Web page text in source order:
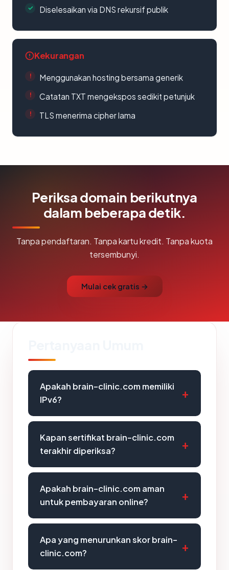
Diselesaikan via DNS rekursif publik
Kekurangan
Menggunakan hosting bersama generik
Catatan TXT mengekspos sedikit petunjuk
TLS menerima cipher lama
Periksa domain berikutnya
dalam beberapa detik.
Tanpa pendaftaran. Tanpa kartu kredit. Tanpa kuota
tersembunyi.
Mulai cek gratis →
Apakah brain-clinic.com memiliki
IPv6?
Kapan sertifikat brain-clinic.com
terakhir diperiksa?
Apakah brain-clinic.com aman
untuk pembayaran online?
Apa yang menurunkan skor brain-
clinic.com?